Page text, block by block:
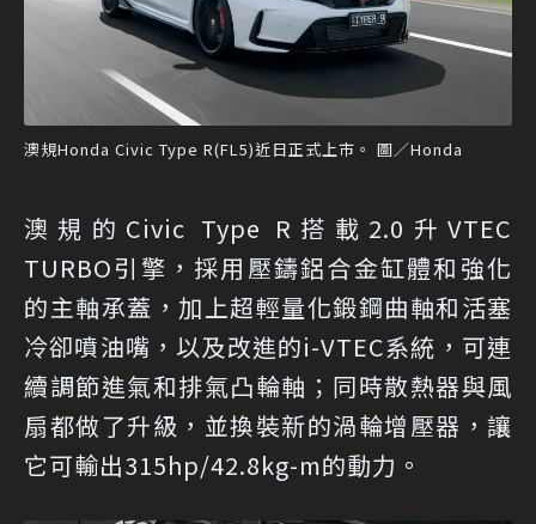
澳規Honda Civic Type R(FL5)近日正式上市。 圖／Honda
澳規的Civic Type R搭載2.0升VTEC
TURBO引擎，採用壓鑄鋁合金缸體和強化
的主軸承蓋，加上超輕量化鍛鋼曲軸和活塞
冷卻噴油嘴，以及改進的i-VTEC系統，可連
續調節進氣和排氣凸輪軸；同時散熱器與風
扇都做了升級，並換裝新的渦輪增壓器，讓
它可輸出315hp/42.8kg-m的動力。